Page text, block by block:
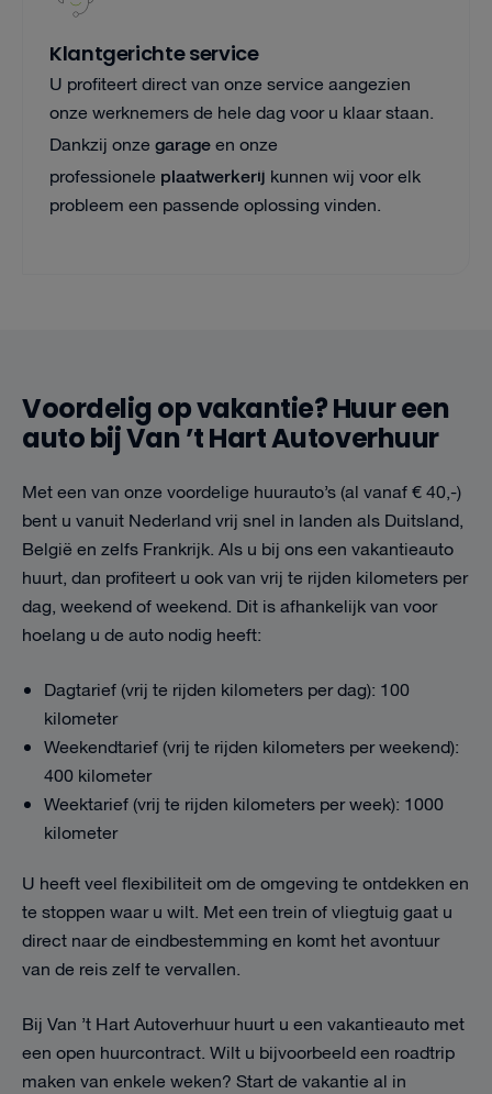
Klantgerichte service
U profiteert direct van onze service aangezien
onze werknemers de hele dag voor u klaar staan.
Dankzij onze garageen onze
professionele plaatwerkerij kunnen wij voor elk
probleem een passende oplossing vinden.
Voordelig op vakantie? Huur een
auto bij Van ’t Hart Autoverhuur
Met een van onze voordelige huurauto’s (al vanaf € 40,-)
bent u vanuit Nederland vrij snel in landen als Duitsland,
België en zelfs Frankrijk. Als u bij ons een vakantieauto
huurt, dan profiteert u ook van vrij te rijden kilometers per
dag, weekend of weekend. Dit is afhankelijk van voor
hoelang u de auto nodig heeft:
Dagtarief (vrij te rijden kilometers per dag): 100
kilometer
Weekendtarief (vrij te rijden kilometers per weekend):
400 kilometer
Weektarief (vrij te rijden kilometers per week): 1000
kilometer
U heeft veel flexibiliteit om de omgeving te ontdekken en
te stoppen waar u wilt. Met een trein of vliegtuig gaat u
direct naar de eindbestemming en komt het avontuur
van de reis zelf te vervallen.
Bij Van ’t Hart Autoverhuur huurt u een vakantieauto met
een open huurcontract. Wilt u bijvoorbeeld een roadtrip
maken van enkele weken? Start de vakantie al in